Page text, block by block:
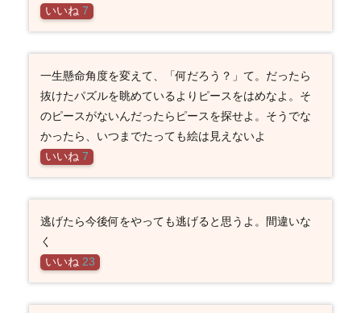
いいね 7
一生懸命角度を変えて、「何だろう？」て。だったら
抜けたパズルを眺めているよりピースをはめなよ。そ
のピースがないんだったらピースを探せよ。そうでな
かったら、いつまでたっても絵は見えないよ
いいね 7
逃げたら今後何をやっても逃げると思うよ。間違いな
く
いいね 23